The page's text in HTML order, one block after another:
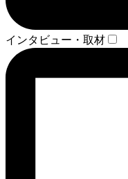
インタビュー・取材